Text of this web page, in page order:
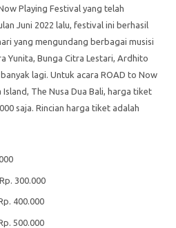
Playing Festival yang telah
Juni 2022 lalu, festival ini berhasil
yang mengundang berbagai musisi
Yunita, Bunga Citra Lestari, Ardhito
lagi. Untuk acara ROAD to Now
Island, The Nusa Dua Bali, harga tiket
saja. Rincian harga tiket adalah
300.000
400.000
500.000